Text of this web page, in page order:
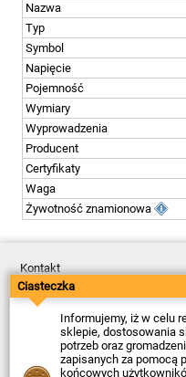
Nazwa
Typ
Symbol
Napięcie
Pojemność
Wymiary
Wyprowadzenia
Producent
Certyfikaty
Waga
Żywotność znamionowa
Kontakt
Dostawa
Płatność
Zwroty
Reklamacje
Regulamin
Polityka Prywatności
O Firmie
Ciasteczka
Informujemy, iż w celu
sklepie, dostosowania
potrzeb oraz
zapisanych za pomocą
końcowych